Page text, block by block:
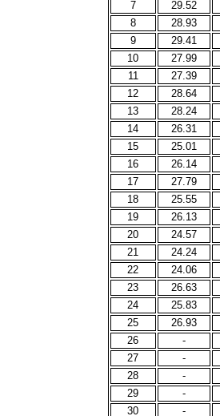
7
29.52
8
28.93
9
29.41
10
27.99
11
27.39
12
28.64
13
28.24
14
26.31
15
25.01
16
26.14
17
27.79
18
25.55
19
26.13
20
24.57
21
24.24
22
24.06
23
26.63
24
25.83
25
26.93
26
-
27
-
28
-
29
-
30
-